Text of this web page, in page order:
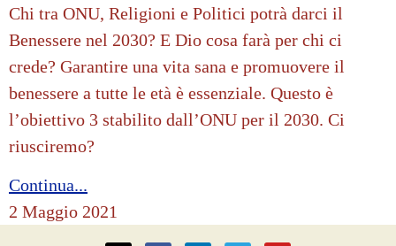
Chi tra ONU, Religioni e Politici potrà darci il
Benessere nel 2030? E Dio cosa farà per chi ci
crede? Garantire una vita sana e promuovere il
benessere a tutte le età è essenziale. Questo è
l’obiettivo 3 stabilito dall’ONU per il 2030. Ci
riusciremo?
Continua...
2 Maggio 2021